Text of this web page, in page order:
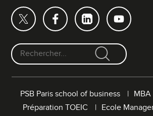
F
PSB Paris school of business MBA
Préparation TOEIC
Ecole